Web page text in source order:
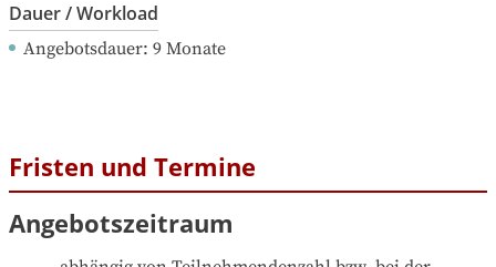
Dauer / Workload
Angebotsdauer: 9 Monate
Fristen und Termine
Angebotszeitraum